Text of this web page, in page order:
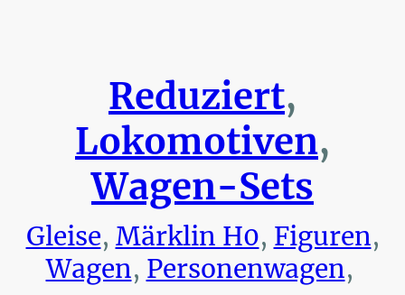
Reduziert,
Lokomotiven,
Wagen-Sets
Gleise, Märklin H0, Figuren,
Wagen, Personenwagen,